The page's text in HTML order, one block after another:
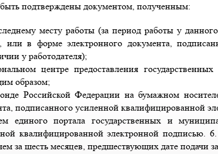
быть подтверждены документом, полученным:
месту работы (за период работы у
или в форме электронного документа,
у работодателя);
центре предоставления
образом;
Российской Федерации на бумажном
подписанного усиленной квалифицированной
единого портала государственных и
квалифицированной электронной подписью.
за шесть месяцев, предшествующих дате подачи